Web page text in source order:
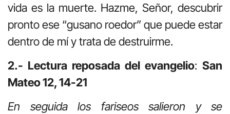
vida es la muerte. Hazme, Señor, descubrir
pronto ese “gusano roedor” que puede estar
dentro de mí y trata de destruirme.
2.- Lectura reposada del evangelio: San
Mateo 12, 14-21
En seguida los fariseos salieron y se